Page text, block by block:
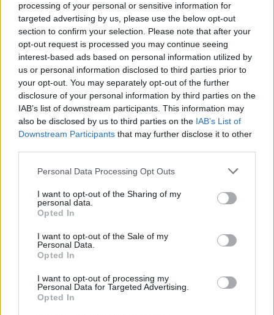
processing of your personal or sensitive information for
targeted advertising by us, please use the below opt-out
section to confirm your selection. Please note that after your
opt-out request is processed you may continue seeing
interest-based ads based on personal information utilized by
us or personal information disclosed to third parties prior to
your opt-out. You may separately opt-out of the further
disclosure of your personal information by third parties on the
IAB’s list of downstream participants. This information may
also be disclosed by us to third parties on the IAB’s List of
Downstream Participants that may further disclose it to other
Personal Data Processing Opt Outs
I want to opt-out of the Sharing of my
personal data.
Opted In
I want to opt-out of the Sale of my
Personal Data.
Opted In
I want to opt-out of processing my
Personal Data for Targeted Advertising.
Opted In
ΡΟΗ ΕΙΔΗΣΕΩΝ
Όμιλος ΔΕΗ: Νέα συμφωνία για χαρτοφυλάκιο
έργων ΑΠΕ άνω των 2 GW σε Πολωνία και
Ουγγαρία
08/08/2026 - 10:26 ΕΝΕΡΓΕΙΑ
ΣΚΑΪ: Ολοκληρώθηκε η θητεία του Γρηγόρη
Δημητριάδη - Ο Γιάννης Αλαφούζος επιστρέφει στη
θέση του CEO
08/08/2026 - 10:02 MEDIA
ΥΠΑΑΤ: Επιπλέον 12,5 εκατ. ευρώ στις Περιφέρειες
για την ενίσχυση της βιοασφάλειας
Deloitte Ελλάδος: Χρηματοοικονομικός σύμβουλος
της ΔΕΗ για την είσοδο στην πολωνική αγορά
07/08/2026 - 16:38 ΕΠΙΧΕΙΡΗΣΕΙΣ